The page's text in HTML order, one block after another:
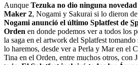
Aunque Tezuka no dio ninguna
Maker 2, Nogami y Sakurai si lo dieron
Nogami anunció el último Splatfest de
Orden en donde podemos ver a todos los
la saga en el artwork del Splatfest
lo haremos, desde ver a Perla y Mar en el
Tina en el Orden, entre muchos otros, con